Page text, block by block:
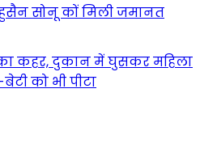
हुसैन सोनू कों मिली जमानत
कहर, दुकान में घुसकर महिला
को भी पीटा